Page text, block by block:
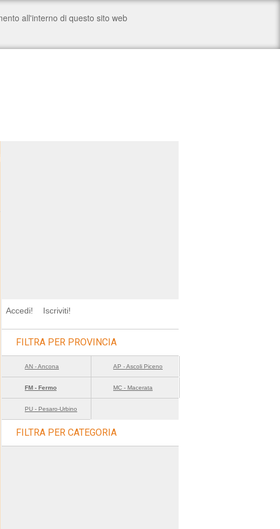
Accedi! Iscriviti!
FILTRA PER PROVINCIA
AN - Ancona AP - Ascoli Piceno
FM - Fermo MC - Macerata
PU - Pesaro-Urbino
FILTRA PER CATEGORIA